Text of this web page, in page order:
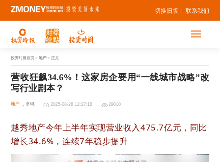
联系我们
切换旧版
投资时报首页 > 地产 > 正文
营收狂飙34.6%！这家房企要用“一线城市战略”改
写行业剧本？
地产 卓玛 2025-08-28 12:27:18 29010
越秀地产今年上半年实现营业收入475.7亿元，同比
增长34.6%，连续7年稳步提升